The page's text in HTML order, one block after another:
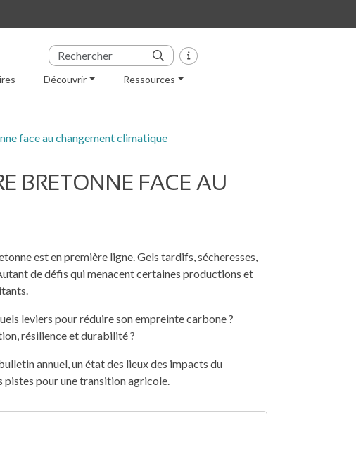
Découvrir Ressources
face au changement climatique
BRETONNE FACE AU
est en première ligne. Gels tardifs, sécheresses,
de défis qui menacent certaines productions et
leviers pour réduire son empreinte carbone ?
résilience et durabilité ?
annuel, un état des lieux des impacts du
pistes pour une transition agricole.